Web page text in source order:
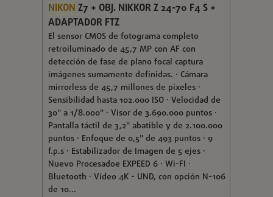
NIKON Z7 + OBJ. NIKKOR Z 24-70 F4 S +
ADAPTADOR FTZ
El sensor CMOS de fotograma completo
retroiluminado de 45,7 MP con AF con
detección de fase de plano focal captura
imágenes sumamente definidas. · Cámara
mirrorless de 45,7 millones de píxeles ·
Sensibilidad hasta 102.000 ISO · Velocidad de
30" a 1/8.000" · Visor de 3.690.000 puntos ·
Pantalla táctil de 3,2" abatible y de 2.100.000
puntos · Enfoque de 0,5" de 493 puntos · 9
f.p.s · Estabilizador de Imagen de 5 ejes ·
Nuevo Procesadoe EXPEED 6 · Wi-FI ·
Bluetooth · Vídeo 4K - UND, con opción N-106
de 10...